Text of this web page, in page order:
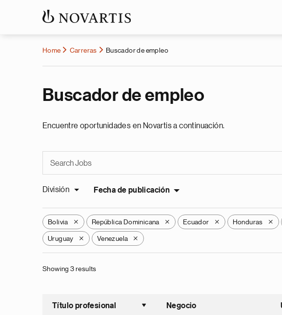
Home Carreras Buscador de empleo
Buscador de empleo
Encuentre oportunidades en Novartis a continuación.
División Fecha de publicación
Bolivia X República Dominicana X Ecuador X Honduras X
Uruguay X Venezuela X
Showing 3 results
Título profesional
Ordenar
Negocio